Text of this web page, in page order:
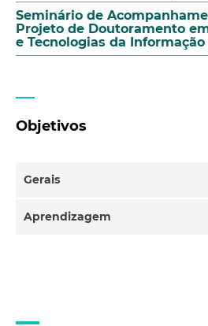
Seminário de
Projeto de Doutoramento
e Tecnologias da Informação
Objetivos
Gerais
Aprendizagem